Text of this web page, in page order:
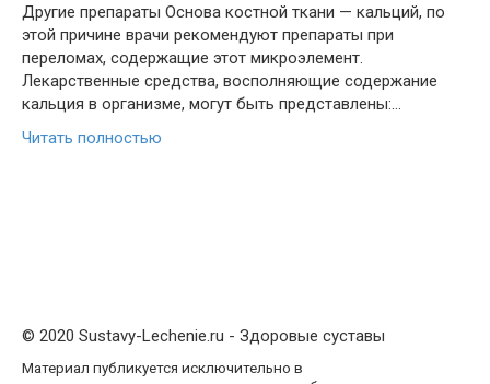
Другие препараты Основа костной ткани — кальций, по
этой причине врачи рекомендуют препараты при
переломах, содержащие этот микроэлемент.
Лекарственные средства, восполняющие содержание
кальция в организме, могут быть представлены:…
Читать полностью
© 2020 Sustavy-Lechenie.ru - Здоровые суставы
Материал публикуется исключительно в